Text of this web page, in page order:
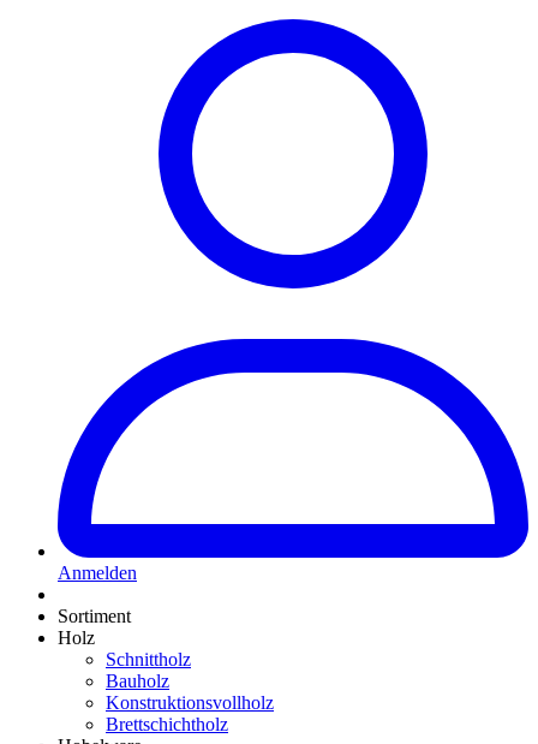
Anmelden
Sortiment
Holz
Schnittholz
Bauholz
Konstruktionsvollholz
Brettschichtholz